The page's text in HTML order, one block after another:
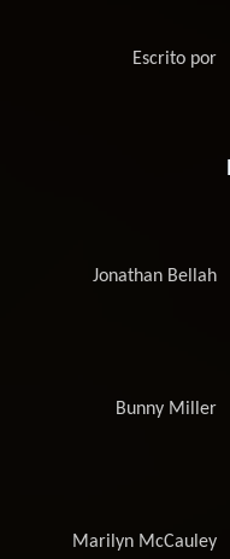
Escrito por
Jonathan Bellah
Bunny Miller
Marilyn McCauley